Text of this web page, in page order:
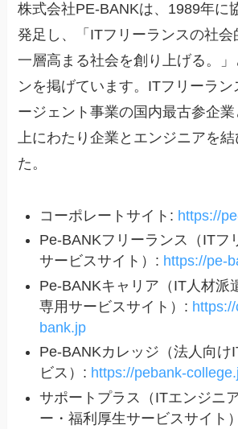
株式会社PE-BANKは、1989年に
発足し、「ITフリーランスの社会
一層高まる社会を創り上げる。」
ンを掲げています。ITフリーラ
ージェント事業の国内最古参企
上にわたり企業とエンジニアを
た。
コーポレートサイト: https://
Pe-BANKフリーランス（ITフ
サービスサイト）: https://pe-
Pe-BANKキャリア（IT人材派
専用サービスサイト）:
bank.jp
Pe-BANKカレッジ（法人向け
ビス）: https://pebank-
サポートプラス（ITエンジニ
ー・福利厚生サービスサイト